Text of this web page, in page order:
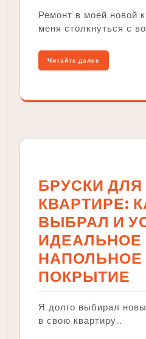
Ремонт в моей новой
меня столкнуться с
Читайте далее
БРУСКИ
КВАРТИРЕ:
ВЫБРАЛ И
ИДЕАЛЬНОЕ
НАПОЛЬНОЕ
ПОКРЫТИЕ
Я долго выбирал
в свою квартиру…